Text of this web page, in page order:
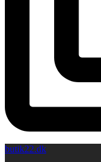
butik22.dk